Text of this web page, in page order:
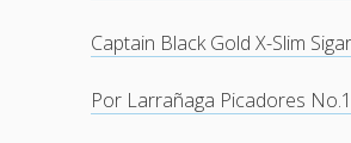
Captain Black Gold X-Slim
Por Larrañaga Picadores No.1